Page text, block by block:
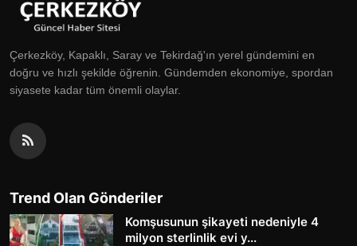
Çerkezköy, Kapaklı, Saray ve Tekirdağ'ın yerel gündemini en
doğru ve hızlı şekilde öğrenin. Gündemden ekonomiye, spordan
siyasete kadar tüm önemli olaylar.
Trend Olan Gönderiler
Komşusunun şikayeti nedeniyle 4
milyon sterlinlik evi y...